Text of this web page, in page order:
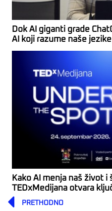
Dok AI giganti grade
AI koji razume naše jezike
Kako AI menja naš život i
TEDxMedijana otvara
Prev
PRETHODNO